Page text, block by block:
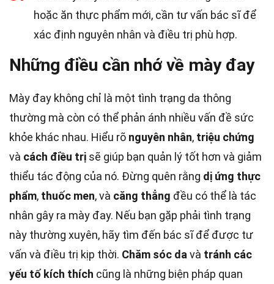
hoặc ăn thực phẩm mới, cần tư vấn bác sĩ để
xác định nguyên nhân và điều trị phù hợp.
Những điều cần nhớ về mày đay
Mày đay không chỉ là một tình trạng da thông
thường mà còn có thể phản ánh nhiều vấn đề sức
khỏe khác nhau. Hiểu rõ nguyên nhân, triệu chứng
và cách điều trị sẽ giúp bạn quản lý tốt hơn và giảm
thiểu tác động của nó. Đừng quên rằng dị ứng thực
phẩm, thuốc men, và căng thẳng đều có thể là tác
nhân gây ra mày đay. Nếu bạn gặp phải tình trạng
này thường xuyên, hãy tìm đến bác sĩ để được tư
vấn và điều trị kịp thời. Chăm sóc da và tránh các
yếu tố kích thích cũng là những biện pháp quan